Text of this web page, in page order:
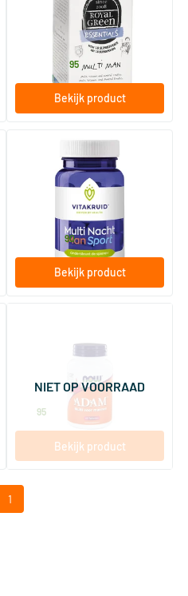
60/​120 tabletten
Royal Green
44. 95
Bekijk product
Multi Nacht Man Sport
30/​90 tabletten
Vitakruid
90
Bekijk product
NOW
95
Bekijk product
NIET OP VOORRAAD
1